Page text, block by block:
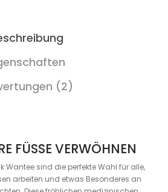
(2)
FÜSSE VERWÖHNEN
Wantee sind die perfekte Wahl für alle,
arbeiten und etwas Besonderes an